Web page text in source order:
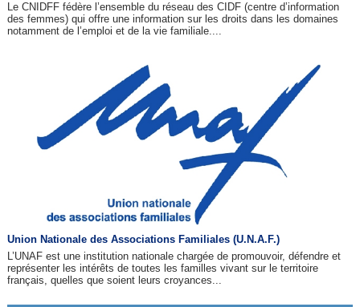
Le CNIDFF fédère l’ensemble du réseau des CIDF (centre d’information
des femmes) qui offre une information sur les droits dans les domaines
notamment de l’emploi et de la vie familiale....
Union Nationale des Associations Familiales (U.N.A.F.)
L’UNAF est une institution nationale chargée de promouvoir, défendre et
représenter les intérêts de toutes les familles vivant sur le territoire
français, quelles que soient leurs croyances...